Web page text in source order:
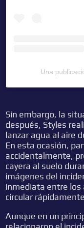
Una
Sin embargo, la
después, Styles
lanzar agua al aire
En esta ocasión,
accidentalmente,
cayera al suelo
imágenes del
inmediata entre los
circular
Aunque en un